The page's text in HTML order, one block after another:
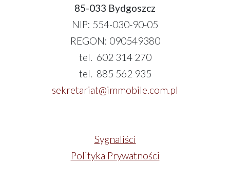
85-033 Bydgoszcz
NIP: 554-030-90-05
REGON: 090549380
tel. 602 314 270
tel. 885 562 935
sekretariat@immobile.com.pl
Sygnaliści
Polityka Prywatności